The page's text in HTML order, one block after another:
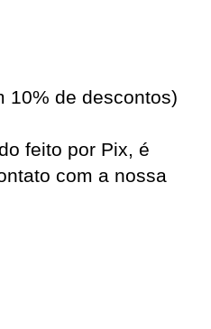
10% de descontos)
feito por Pix, é
com a nossa